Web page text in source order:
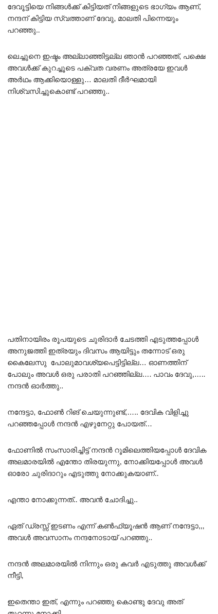
ദേവൂട്ടിയെ നിങ്ങൾക്ക് കിട്ടിയത് നിങ്ങളുടെ ഭാഗ്യം ആണ്,
നന്ദന് കിട്ടിയ സ്വത്താണ് ദേവു, മാലതി പിന്നെയും
പറഞ്ഞു..
ലെച്ചുനെ ഇഷ്ടം അല്ലാഞ്ഞിട്ടല്ല ഞാൻ പറഞ്ഞത്, പക്ഷെ
അവൾക്ക് കുറച്ചൂടെ പക്വത വരണം അത്രയേ ഇവൾ
അർഥം ആക്കിയൊള്ളു… മാലതി ദീർഘമായി
നിശ്വസിച്ചുകൊണ്ട് പറഞ്ഞു..
പതിനായിരം രൂപയുടെ ചുരിദാർ ചേടത്തി എടുത്തപ്പോൾ
അനുജത്തി ഇത്രയും ദിവസം ആയിട്ടും തന്നോട് ഒരു
കൈലേസു പോലുമാവശ്യപെട്ടിട്ടില്ല… ഓണത്തിന്
പോലും അവൾ ഒരു പരാതി പറഞ്ഞില്ല…. പാവം ദേവു,…..
നന്ദൻ ഓർത്തു..
നന്ദേട്ടാ, ഫോൺ റിങ് ചെയുന്നുണ്ട്,….. ദേവിക വിളിച്ചു
പറഞ്ഞപ്പോൾ നന്ദൻ എഴുനേറ്റു പോയത്…
ഫോണിൽ സംസാരിച്ചിട്ട് നന്ദൻ റൂമിലെത്തിയപ്പോൾ ദേവിക
അലമാരയിൽ എന്തോ തിരയുന്നു, നോക്കിയപ്പോൾ അവൾ
ഓരോ ചുരിദാറും എടുത്തു നോക്കുകയാണ്..
എന്താ നോക്കുന്നത്.. അവൻ ചോദിച്ചു..
ഏത് ഡ്രസ്സ്‌ ഇടണം എന്ന് കൺഫ്യൂഷൻ ആണ് നന്ദേട്ടാ,,,
അവൾ അവസാനം നന്ദനോടായ് പറഞ്ഞു..
നന്ദൻ അലമാരയിൽ നിന്നും ഒരു കവർ എടുത്തു അവൾക്ക്
നീട്ടി,
ഇതെന്താ ഇത്, എന്നും പറഞ്ഞു കൊണ്ടു ദേവു അത്